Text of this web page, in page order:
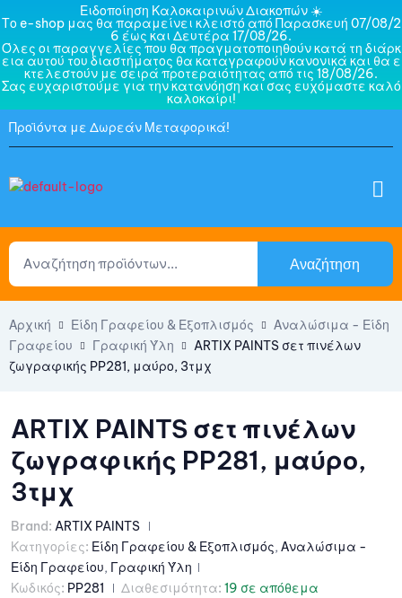
Ειδοποίηση Καλοκαιρινών Διακοπών ☀️
Το e-shop μας θα παραμείνει κλειστό από Παρασκευή 07/08/2
6 έως και Δευτέρα 17/08/26.
Όλες οι παραγγελίες που θα πραγματοποιηθούν κατά τη διάρκ
εια αυτού του διαστήματος θα καταγραφούν κανονικά και θα ε
κτελεστούν με σειρά προτεραιότητας από τις 18/08/26.
Σας ευχαριστούμε για την κατανόηση και σας ευχόμαστε καλό
καλοκαίρι!
Προϊόντα με Δωρεάν Μεταφορικά!
Αναζήτηση
Αρχική Είδη Γραφείου & Εξοπλισμός
Αναλώσιμα - Είδη
Γραφείου
Γραφική Ύλη
ARTIX PAINTS σετ πινέλων
ζωγραφικής PP281, μαύρο, 3τμχ
ARTIX PAINTS σετ πινέλων
ζωγραφικής PP281, μαύρο,
3τμχ
Brand: ARTIX PAINTS
Κατηγορίες: Είδη Γραφείου & Εξοπλισμός, Αναλώσιμα -
Είδη Γραφείου, Γραφική Ύλη
Κωδικός: PP281 Διαθεσιμότητα: 19 σε απόθεμα